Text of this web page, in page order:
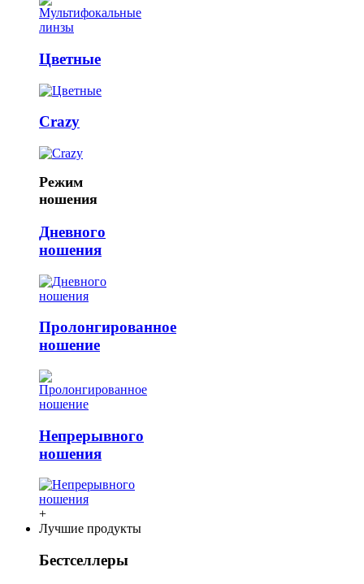
Цветные
Crazy
Режим
ношения
Дневного
ношения
Пролонгированное
ношение
Непрерывного
ношения
+
Лучшие продукты
Бестселлеры